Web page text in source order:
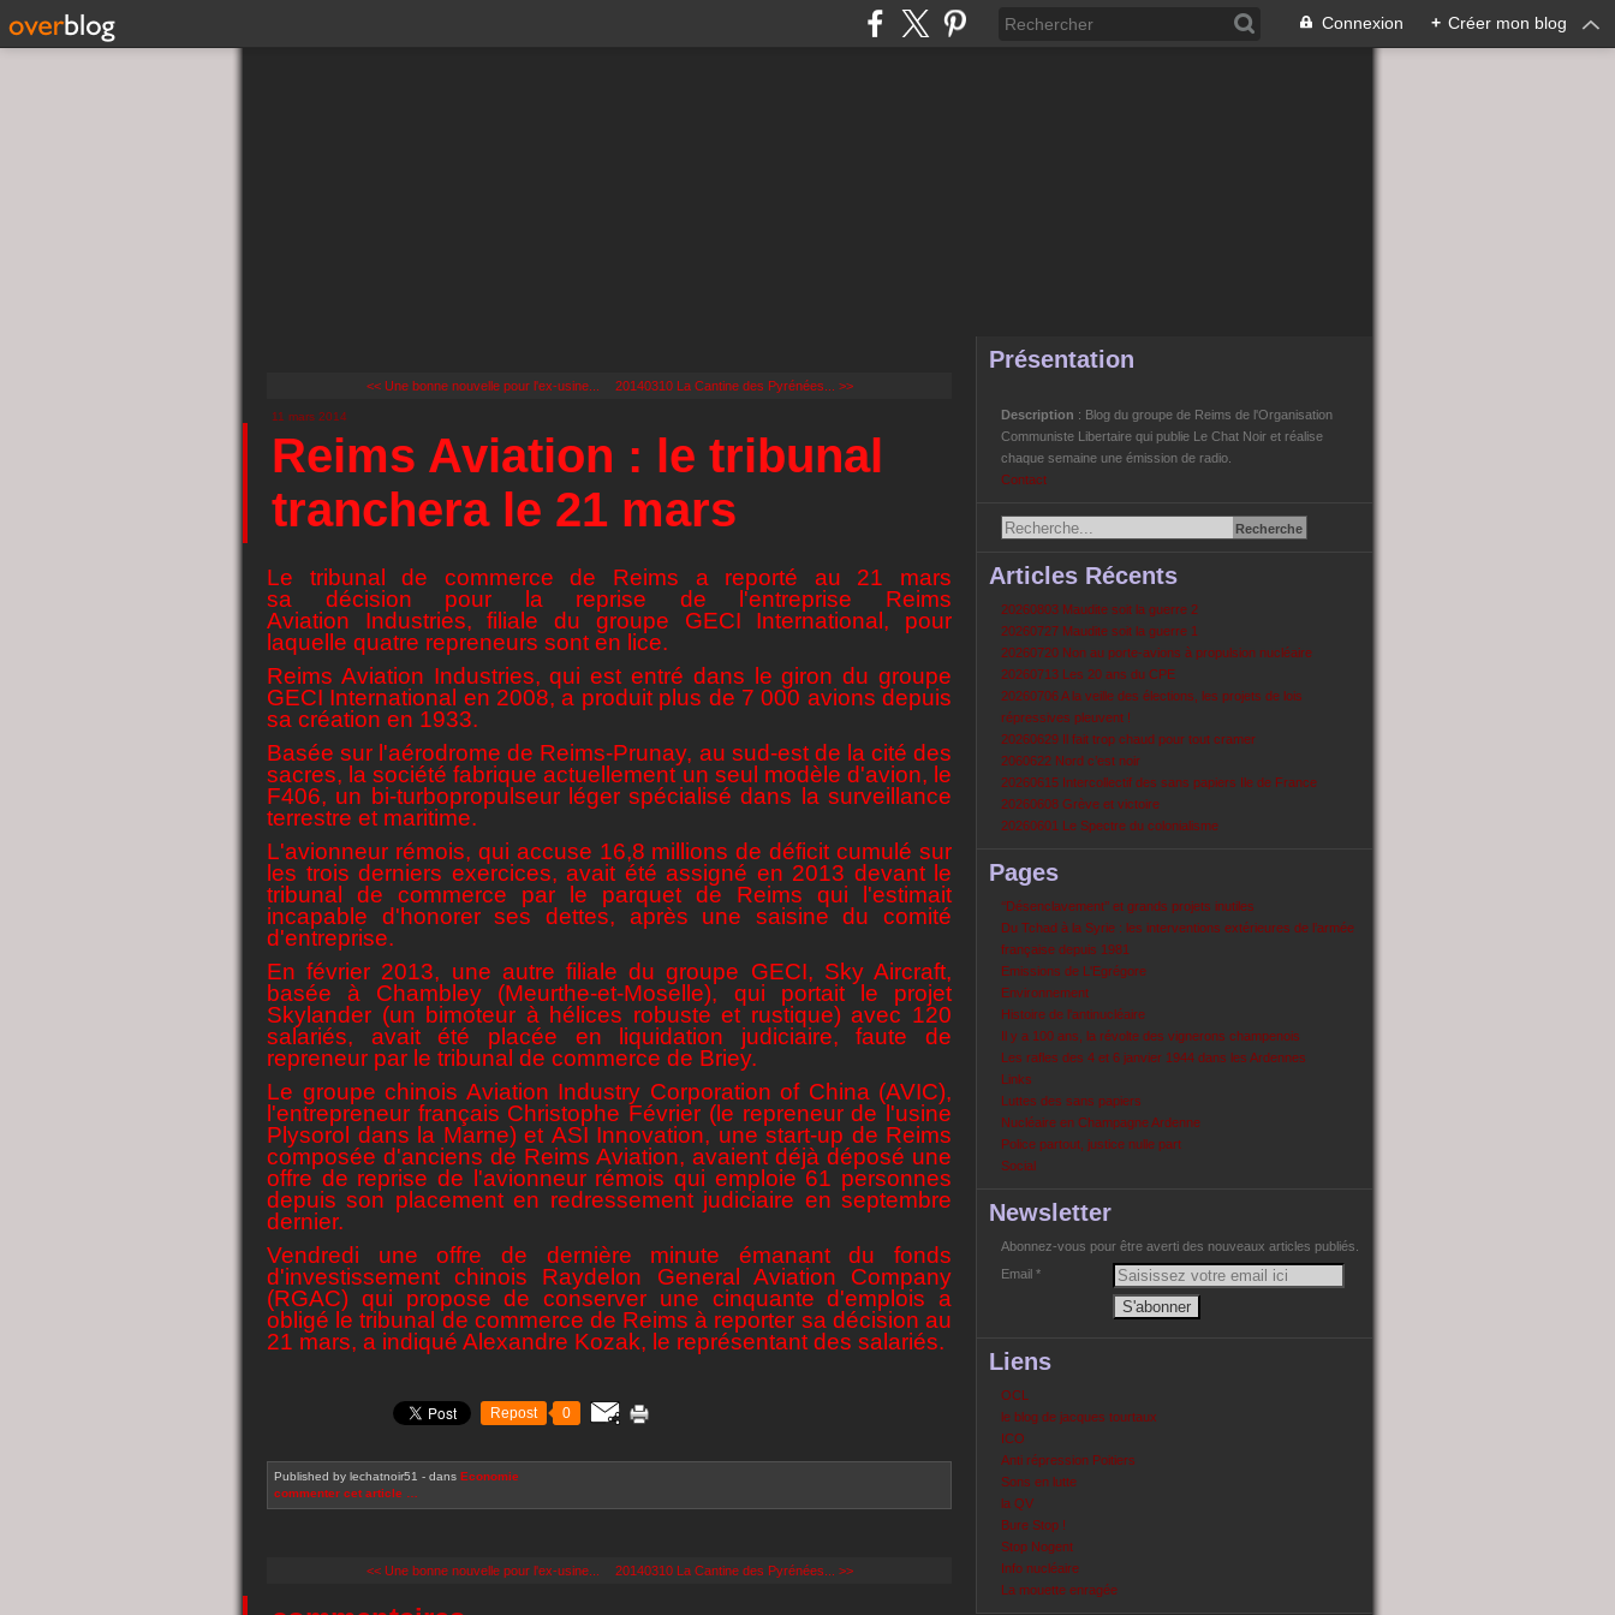
Connexion + Créer mon blog
<< Une bonne nouvelle pour l'ex-usine... 20140310 La Cantine des Pyrénées... >>
11 mars 2014
Reims Aviation : le tribunal
tranchera le 21 mars
Le tribunal de commerce de Reims a reporté au 21 mars
sa décision pour la reprise de l'entreprise Reims
Aviation Industries, filiale du groupe GECI International, pour
laquelle quatre repreneurs sont en lice.
Reims Aviation Industries, qui est entré dans le giron du groupe
GECI International en 2008, a produit plus de 7 000 avions depuis
sa création en 1933.
Basée sur l'aérodrome de Reims-Prunay, au sud-est de la cité des
sacres, la société fabrique actuellement un seul modèle d'avion, le
F406, un bi-turbopropulseur léger spécialisé dans la surveillance
terrestre et maritime.
L'avionneur rémois, qui accuse 16,8 millions de déficit cumulé sur
les trois derniers exercices, avait été assigné en 2013 devant le
tribunal de commerce par le parquet de Reims qui l'estimait
incapable d'honorer ses dettes, après une saisine du comité
d'entreprise.
En février 2013, une autre filiale du groupe GECI, Sky Aircraft,
basée à Chambley (Meurthe-et-Moselle), qui portait le projet
Skylander (un bimoteur à hélices robuste et rustique) avec 120
salariés, avait été placée en liquidation judiciaire, faute de
repreneur par le tribunal de commerce de Briey.
Le groupe chinois Aviation Industry Corporation of China (AVIC),
l'entrepreneur français Christophe Février (le repreneur de l'usine
Plysorol dans la Marne) et ASI Innovation, une start-up de Reims
composée d'anciens de Reims Aviation, avaient déjà déposé une
offre de reprise de l'avionneur rémois qui emploie 61 personnes
depuis son placement en redressement judiciaire en septembre
dernier.
Vendredi une offre de dernière minute émanant du fonds
d'investissement chinois Raydelon General Aviation Company
(RGAC) qui propose de conserver une cinquante d'emplois a
obligé le tribunal de commerce de Reims à reporter sa décision au
21 mars, a indiqué Alexandre Kozak, le représentant des salariés.
Repost 0
Published by lechatnoir51 - dans Economie
commenter cet article
<< Une bonne nouvelle pour l'ex-usine... 20140310 La Cantine des Pyrénées... >>
Présentation
Description : Blog du groupe de Reims de l'Organisation
Communiste Libertaire qui publie Le Chat Noir et réalise
chaque semaine une émission de radio.
Contact
Articles Récents
20260803 Maudite soit la guerre 2
20260727 Maudite soit la guerre 1
20260720 Non au porte-avions à propulsion nucléaire
20260713 Les 20 ans du CPE
20260706 A la veille des élections, les projets de lois
répressives pleuvent !
20260629 Il fait trop chaud pour tout cramer
2060622 Nord c’est noir
20260615 Intercollectif des sans papiers Ile de France
20260608 Grève et victoire
20260601 Le Spectre du colonialisme
Pages
‘‘Désenclavement’’ et grands projets inutiles
Du Tchad à la Syrie : les interventions extérieures de l’armée
française depuis 1981
Emissions de L'Egrégore
Environnement
Histoire de l'antinucléaire
Il y a 100 ans, la révolte des vignerons champenois
Les rafles des 4 et 6 janvier 1944 dans les Ardennes
Links
Luttes des sans papiers
Nucléaire en Champagne Ardenne
Police partout, justice nulle part
Social
Newsletter
Abonnez-vous pour être averti des nouveaux articles publiés.
Email
Liens
OCL
le blog de jacques tourtaux
ICO
Anti répression Poitiers
Sons en lutte
la QV
Bure Stop !
Stop Nogent
Info nucléaire
La mouette enragée